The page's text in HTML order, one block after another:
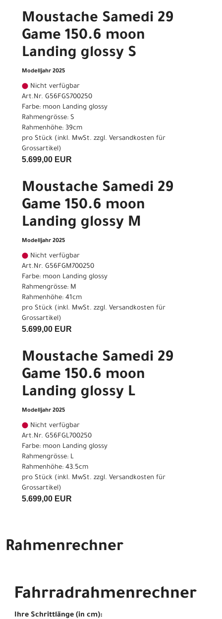
Moustache Samedi 29
Game 150.6 moon
Landing glossy S
Modelljahr 2025
Nicht verfügbar
Art.Nr. G56FGS700250
Farbe: moon Landing glossy
Rahmengrösse: S
Rahmenhöhe: 39cm
pro Stück (inkl. MwSt. zzgl. Versandkosten für
Grossartikel)
5.699,00 EUR
Moustache Samedi 29
Game 150.6 moon
Landing glossy M
Modelljahr 2025
Nicht verfügbar
Art.Nr. G56FGM700250
Farbe: moon Landing glossy
Rahmengrösse: M
Rahmenhöhe: 41cm
pro Stück (inkl. MwSt. zzgl. Versandkosten für
Grossartikel)
5.699,00 EUR
Moustache Samedi 29
Game 150.6 moon
Landing glossy L
Modelljahr 2025
Nicht verfügbar
Art.Nr. G56FGL700250
Farbe: moon Landing glossy
Rahmengrösse: L
Rahmenhöhe: 43.5cm
pro Stück (inkl. MwSt. zzgl. Versandkosten für
Grossartikel)
5.699,00 EUR
Rahmenrechner
Fahrradrahmenrechner
Ihre Schrittlänge (in cm):